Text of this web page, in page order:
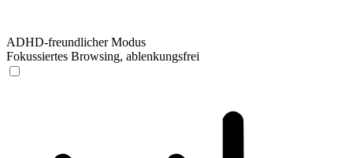
ADHD-freundlicher Modus
Fokussiertes Browsing, ablenkungsfrei